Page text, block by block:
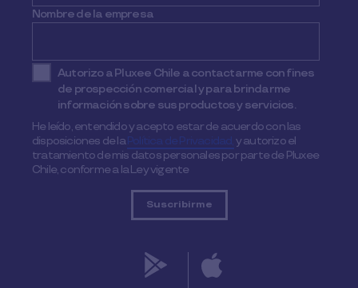
Nombre de la empresa
Autorizo a Pluxee Chile a contactarme con fines
de prospección comercial y para brindarme
información sobre sus productos y servicios.
He leído, entendido y acepto estar de acuerdo con las
disposiciones de laPolítica de Privacidad,y autorizo el
tratamiento de mis datos personales por parte de Pluxee
Chile, conforme a la Ley vigente